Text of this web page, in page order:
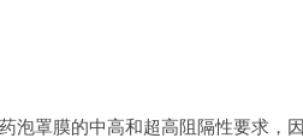
泡罩膜的中高和超高阻隔性要求，